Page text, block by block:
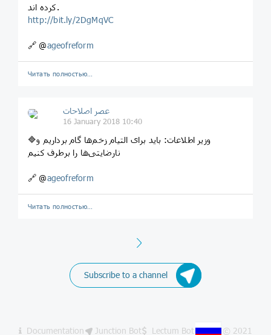
کرده اند.
http://bit.ly/2DgMqVC
🔗 @ageofreform
Читать полностью…
عصر اصلاحات
16 January 2018 10:40
🔷وزیر اطلاعات: باید برای التیام زخم‌ها گام برداریم و
نارضایتی‌ها را برطرف کنیم
🔗 @ageofreform
Читать полностью…
Next
Subscribe to a channel
Documentation Junction Bot Lectum Bot © 2021